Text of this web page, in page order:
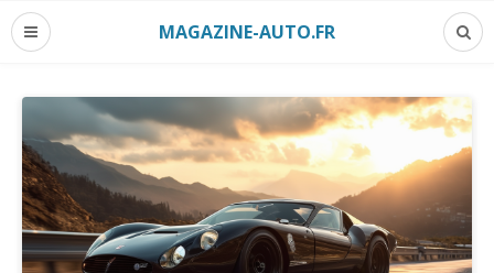
MAGAZINE-AUTO.FR